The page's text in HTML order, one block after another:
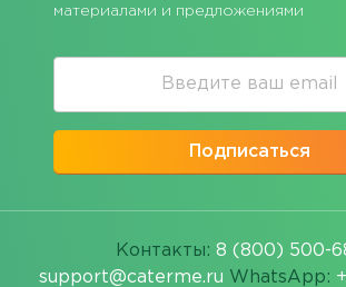
материалами и предложениями
Подписаться
Контакты: 8 (800) 500-
support@caterme.ru WhatsApp: